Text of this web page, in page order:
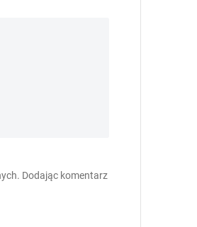
Dodając komentarz